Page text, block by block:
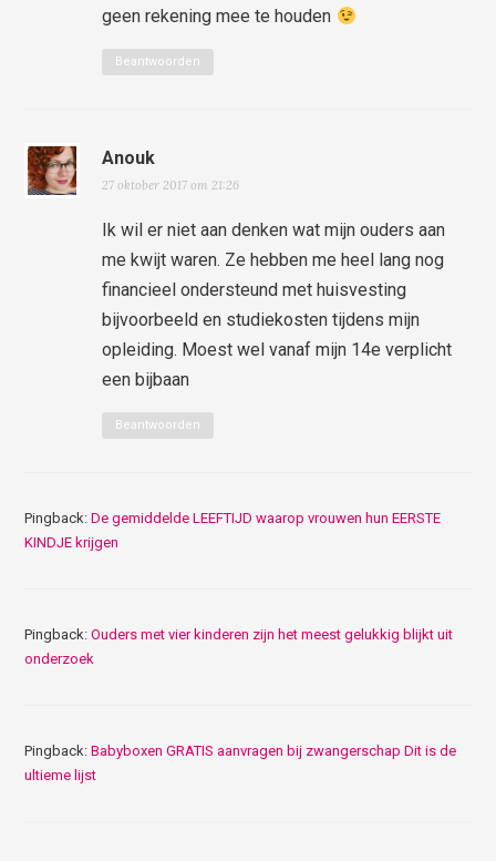
geen rekening mee te houden
Beantwoorden
Anouk
27 oktober 2017 om 21:26
Ik wil er niet aan denken wat mijn ouders aan
me kwijt waren. Ze hebben me heel lang nog
financieel ondersteund met huisvesting
bijvoorbeeld en studiekosten tijdens mijn
opleiding. Moest wel vanaf mijn 14e verplicht
een bijbaan
Beantwoorden
Pingback:De gemiddelde LEEFTIJD waarop vrouwen hun EERSTE
KINDJE krijgen
Pingback:Ouders met vier kinderen zijn het meest gelukkig blijkt uit
onderzoek
Pingback:Babyboxen GRATIS aanvragen bij zwangerschap Dit is de
ultieme lijst